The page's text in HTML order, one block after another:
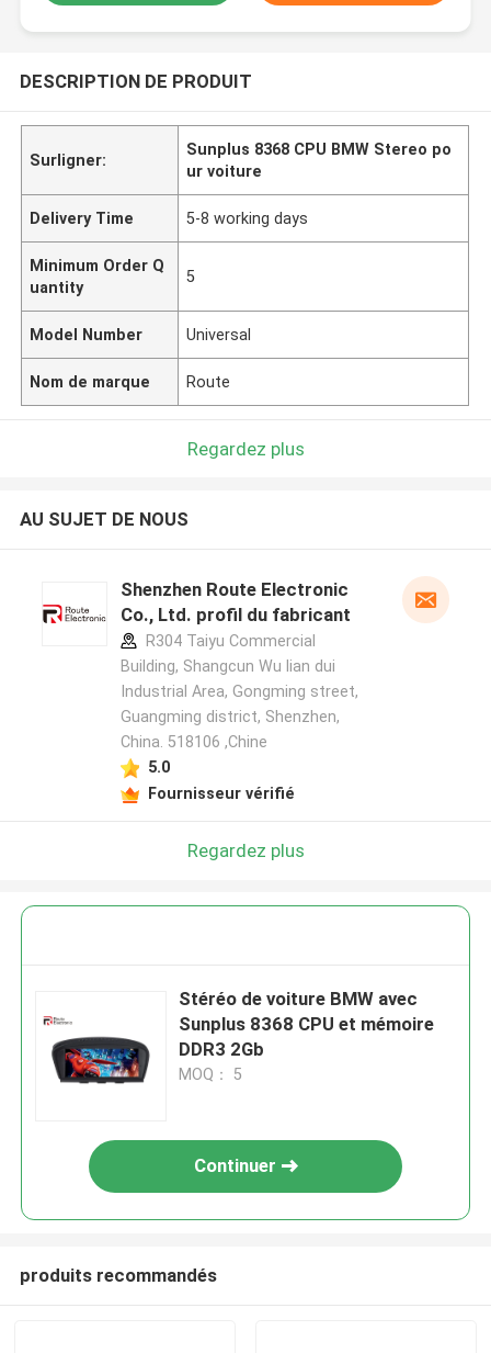
DESCRIPTION DE PRODUIT
Surligner:
Sunplus 8368 CPU BMW Stereo po
ur voiture
Delivery Time 5-8 working days
Minimum Order Q
uantity
5
Model Number Universal
Nom de marque Route
Regardez plus
AU SUJET DE NOUS
Shenzhen Route Electronic
Co., Ltd. profil du fabricant
R304 Taiyu Commercial
Building, Shangcun Wu lian dui
Industrial Area, Gongming street,
Guangming district, Shenzhen,
China. 518106 ,Chine
5.0
Fournisseur vérifié
Regardez plus
Stéréo de voiture BMW avec
Sunplus 8368 CPU et mémoire
DDR3 2Gb
MOQ： 5
Continuer
produits recommandés